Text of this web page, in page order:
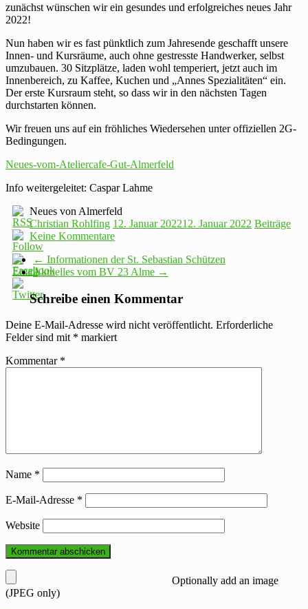
zunächst wünschen wir ein gesundes und erfolgreiches neues Jahr
2022!
Nun haben wir es fast pünktlich zum Jahresende geschafft unsere
Innen- und Kursräume, auch ohne gestresste Handwerker, selbst
umzubauen. 30 Sitzplätze, laden wohl temperiert, jetzt auch im
Innenbereich, zu Kaffee, Kuchen und „Annes Spezialitäten“ ein.
Der erste Kursraum steht, so dass wir in den nächsten Tagen
durchstarten können.
Wir freuen uns auf ein fröhliches Wiedersehen unter offiziellen 2G-
Bedingungen.
Neues-vom-Ateliercafe-Gut-Almerfeld
Info weitergeleitet: Caspar Lahme
Neues von Almerfeld
Christian Rohlfing 12. Januar 202212. Januar 2022 Beiträge
Keine Kommentare
← Informationen der St. Sebastian Schützen
Aktuelles vom BV 23 Alme →
Schreibe einen Kommentar
Deine E-Mail-Adresse wird nicht veröffentlicht. Erforderliche
Felder sind mit * markiert
Kommentar *
Name *
E-Mail-Adresse *
Website
Optionally add an image
(JPEG only)